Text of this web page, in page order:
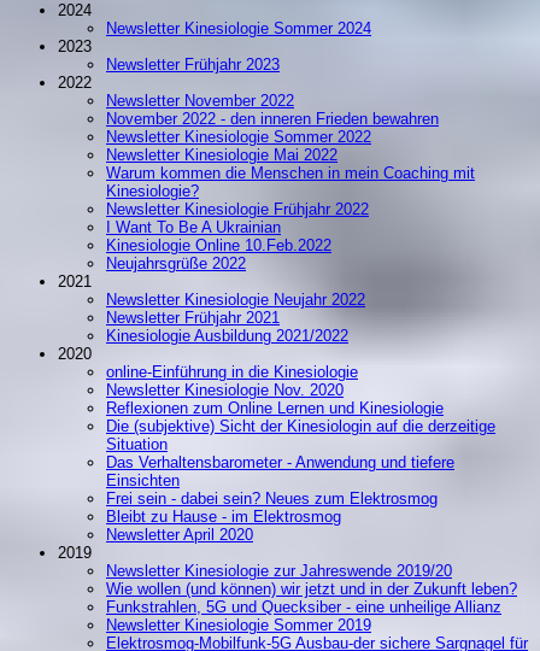
2024
Newsletter Kinesiologie Sommer 2024
2023
Newsletter Frühjahr 2023
2022
Newsletter November 2022
November 2022 - den inneren Frieden bewahren
Newsletter Kinesiologie Sommer 2022
Newsletter Kinesiologie Mai 2022
Warum kommen die Menschen in mein Coaching mit
Kinesiologie?
Newsletter Kinesiologie Frühjahr 2022
I Want To Be A Ukrainian
Kinesiologie Online 10.Feb.2022
Neujahrsgrüße 2022
2021
Newsletter Kinesiologie Neujahr 2022
Newsletter Frühjahr 2021
Kinesiologie Ausbildung 2021/2022
2020
online-Einführung in die Kinesiologie
Newsletter Kinesiologie Nov. 2020
Reflexionen zum Online Lernen und Kinesiologie
Die (subjektive) Sicht der Kinesiologin auf die derzeitige
Situation
Das Verhaltensbarometer - Anwendung und tiefere
Einsichten
Frei sein - dabei sein? Neues zum Elektrosmog
Bleibt zu Hause - im Elektrosmog
Newsletter April 2020
2019
Newsletter Kinesiologie zur Jahreswende 2019/20
Wie wollen (und können) wir jetzt und in der Zukunft leben?
Funkstrahlen, 5G und Quecksiber - eine unheilige Allianz
Newsletter Kinesiologie Sommer 2019
Elektrosmog-Mobilfunk-5G Ausbau-der sichere Sargnagel für